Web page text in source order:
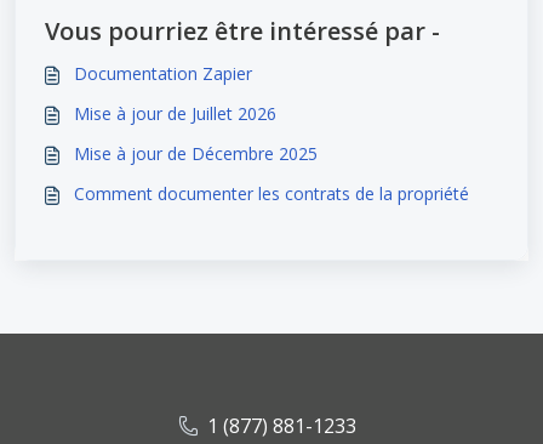
Vous pourriez être intéressé par -
Documentation Zapier
Mise à jour de Juillet 2026
Mise à jour de Décembre 2025
Comment documenter les contrats de la propriété
1 (877) 881-1233